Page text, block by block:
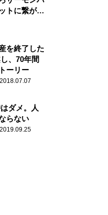
トに繋がっ
を終了した
、70年間
ーリー
2018.07.07
ダメ。人
らない
2019.09.25